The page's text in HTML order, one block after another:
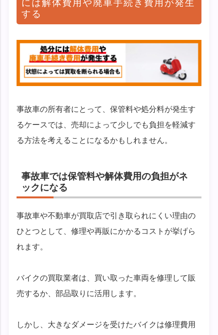
には解体費用や廃車手続き費用が発生
する
事故車の所有者にとって、保管料や処分料が発生す
るケースでは、売却によって少しでも負担を軽減す
る方法を考えることになるかもしれません。
事故車では保管料や解体費用の負担がネ
ックになる
事故車や不動車が買取店で引き取られにくい理由の
ひとつとして、修理や再販にかかるコストが挙げら
れます。
バイクの買取業者は、買い取った車両を修理して販
売するか、部品取りに活用します。
しかし、大きなダメージを受けたバイクは修理費用